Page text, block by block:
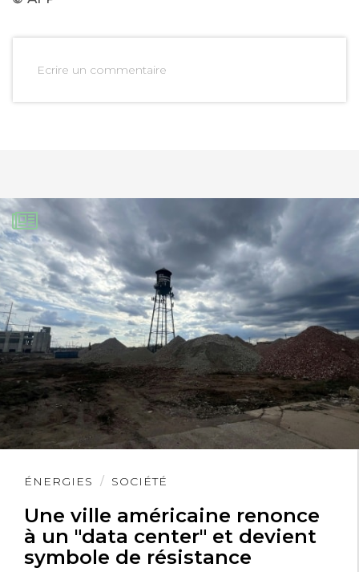
Ecrire un commentaire
ÉNERGIES SOCIÉTÉ
Une ville américaine renonce
à un "data center" et devient
symbole de résistance
Lire